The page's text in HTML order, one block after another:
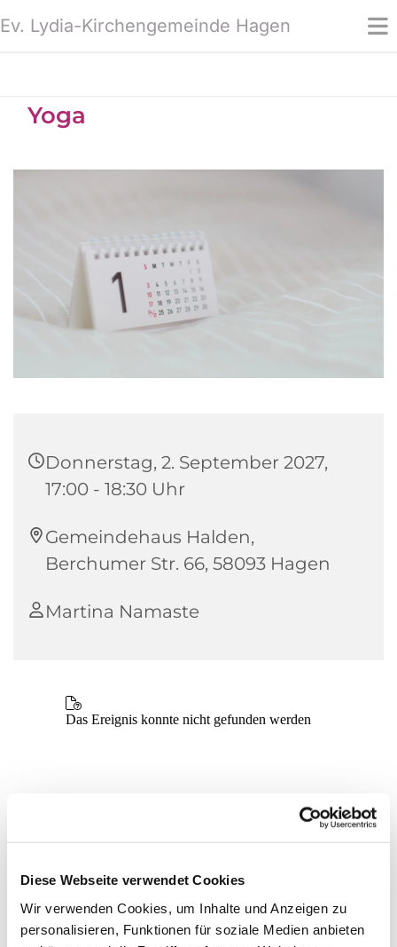
Diese Webseite verwendet Cookies
Wir verwenden Cookies, um Inhalte und Anzeigen zu
personalisieren, Funktionen für soziale Medien anbieten
Ev. Lydia-Kirchengemeinde Hagen
Yoga
Donnerstag, 2. September 2027,
17:00 - 18:30 Uhr
Gemeindehaus Halden,
Berchumer Str. 66, 58093 Hagen
Martina Namaste